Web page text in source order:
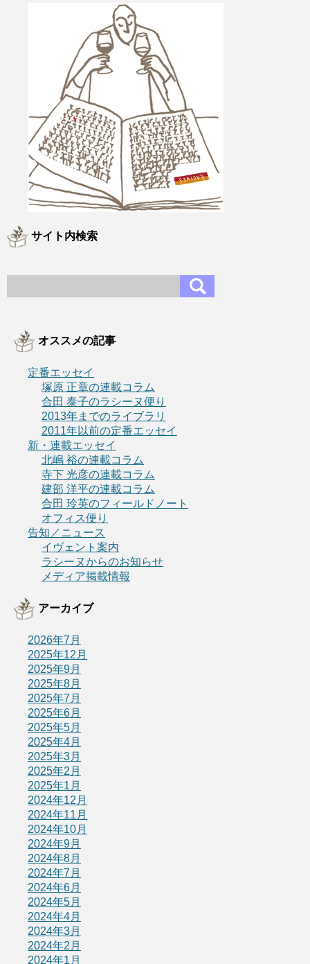
サイト内検索
オススメの記事
定番エッセイ
塚原 正章の連載コラム
合田 泰子のラシーヌ便り
2013年までのライブラリ
2011年以前の定番エッセイ
新・連載エッセイ
北嶋 裕の連載コラム
寺下 光彦の連載コラム
建部 洋平の連載コラム
合田 玲英のフィールドノート
オフィス便り
告知／ニュース
イヴェント案内
ラシーヌからのお知らせ
メディア掲載情報
アーカイブ
2026年7月
2025年12月
2025年9月
2025年8月
2025年7月
2025年6月
2025年5月
2025年4月
2025年3月
2025年2月
2025年1月
2024年12月
2024年11月
2024年10月
2024年9月
2024年8月
2024年7月
2024年6月
2024年5月
2024年4月
2024年3月
2024年2月
2024年1月